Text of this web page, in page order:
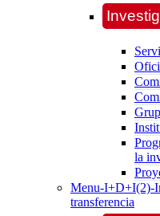
la
Menu-I+D+I(2)-
transferencia